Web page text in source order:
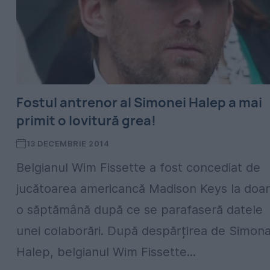
Fostul antrenor al Simonei Halep a mai
primit o lovitură grea!
13 DECEMBRIE 2014
Belgianul Wim Fissette a fost concediat de
jucătoarea americancă Madison Keys la doar
o săptămână după ce se parafaseră datele
unei colaborări. După despărțirea de
Halep, belgianul Wim Fissette...